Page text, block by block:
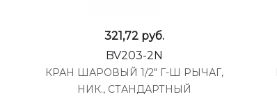
321,72 руб.
BV203-2N
КРАН ШАРОВЫЙ 1/2" Г-Ш РЫЧАГ,
НИК., СТАНДАРТНЫЙ